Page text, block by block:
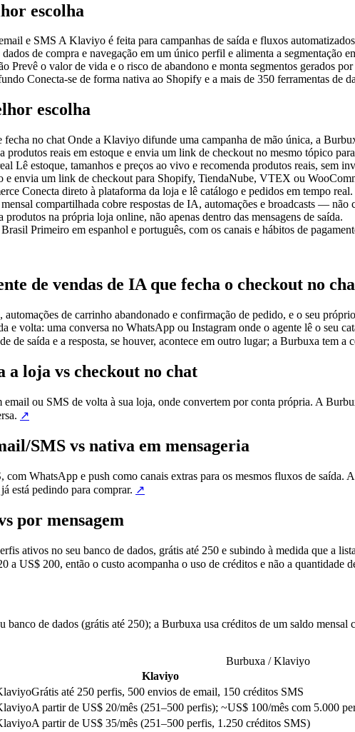
escolha
e SMS A Klaviyo é feita para campanhas de saída e fluxos
de compra e navegação em um único perfil e alimenta a segmentação
Prevê o valor de vida e o risco de abandono e monta segmentos gerados
Conecta-se de forma nativa ao Shopify e a mais de 350 ferramentas de
escolha
fecha no chat Onde a Klaviyo difunde uma campanha de mão única, a
produtos reais em estoque e envia um link de checkout no mesmo tópico
Lê estoque, tamanhos e preços ao vivo e recomenda produtos reais, sem
e envia um link de checkout para Shopify, TiendaNube, VTEX ou
Conecta direto à plataforma da loja e lê catálogo e pedidos em tempo real.
compartilhada cobre respostas de IA, automações e broadcasts — não
produtos na própria loja online, não apenas dentro das mensagens de saída.
Primeiro em espanhol e português, com os canais e hábitos de
de vendas de IA que fecha o checkout no
de carrinho abandonado e confirmação de pedido, e o seu
e volta: uma conversa no WhatsApp ou Instagram onde o agente lê o seu
de saída e a resposta, se houver, acontece em outro lugar; a Burbuxa tem a
a loja vs checkout no chat
ou SMS de volta à sua loja, onde convertem por conta própria. A
↗
SMS vs nativa em mensageria
WhatsApp e push como canais extras para os mesmos fluxos de
está pedindo para comprar. ↗
por mensagem
ativos no seu banco de dados, grátis até 250 e subindo à medida que a
a US$ 200, então o custo acompanha o uso de créditos e não a quantidade
de dados (grátis até 250); a Burbuxa usa créditos de um saldo
Burbuxa / Klaviyo
Klaviyo
Grátis até 250 perfis, 500 envios de email, 150 créditos SMS
A partir de US$ 20/mês (251–500 perfis); ~US$ 100/mês com 5.000
A partir de US$ 35/mês (251–500 perfis, 1.250 créditos SMS)